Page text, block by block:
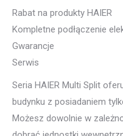
Rabat na produkty HAIER
Kompletne podłączenie
Gwarancje
Serwis
Seria HAIER Multi Split
budynku z posiadaniem
Możesz dowolnie w